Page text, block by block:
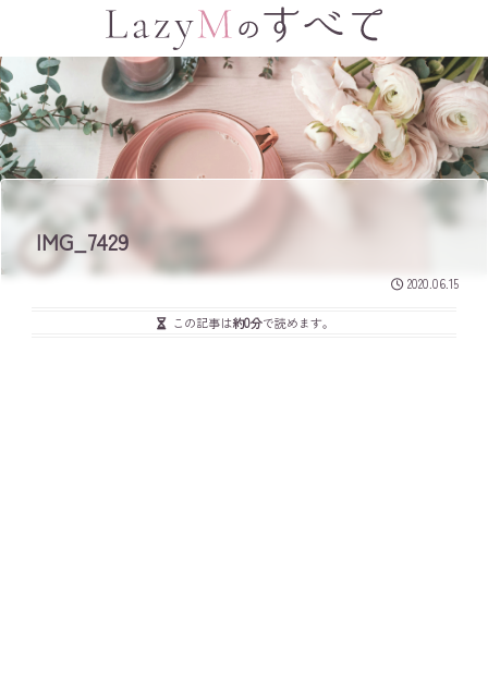
IMG_7429
2020.06.15
この記事は約0分で読めます。